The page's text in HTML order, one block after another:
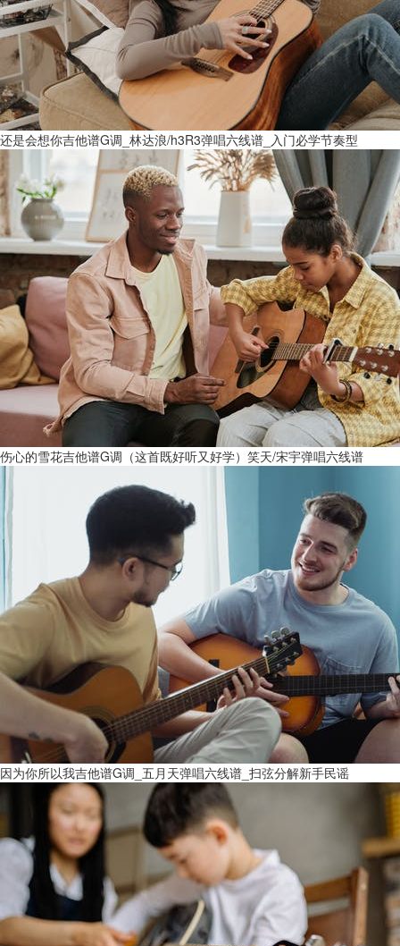
还是会想你吉他谱G调_林达浪/h3R3弹唱六线谱_入门必学节奏型
伤心的雪花吉他谱G调（这首既好听又好学）笑天/宋宇弹唱六线谱
因为你所以我吉他谱G调_五月天弹唱六线谱_扫弦分解新手民谣